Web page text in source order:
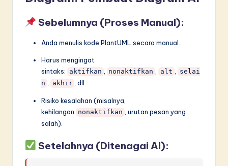
Sebelumnya (Proses Manual):
Anda menulis kode PlantUML secara manual.
Harus mengingat
sintaks: aktifkan , nonaktifkan , alt , selai
n , akhir , dll.
Risiko kesalahan (misalnya,
kehilangan nonaktifkan , urutan pesan yang
salah).
Setelahnya (Ditenagai AI):